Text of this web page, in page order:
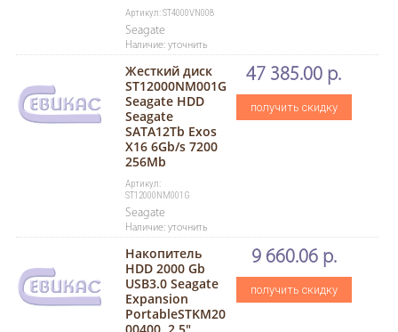
Артикул: ST4000VN008
Seagate
Наличие: уточнить
Жесткий диск
ST12000NM001G
Seagate HDD
Seagate
SATA12Tb Exos
X16 6Gb/s 7200
256Mb
Артикул:
ST12000NM001G
Seagate
Наличие: уточнить
47 385.00 р.
получить скидку
Накопитель
HDD 2000 Gb
USB3.0 Seagate
Expansion
PortableSTKM20
9 660.06 р.
получить скидку